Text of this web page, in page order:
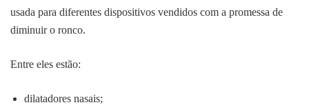
usada para diferentes dispositivos vendidos com a promessa de
diminuir o ronco.
Entre eles estão:
dilatadores nasais;